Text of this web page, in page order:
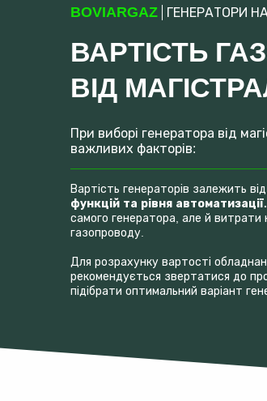
BOVIARGAZ ГЕНЕРАТОРИ
ВАРТІСТЬ
ВІД
При виборі генератора від
важливих факторів:
Вартість генераторів залежить
функцій та рівня автоматизації.
самого генератора, але й витрати
газопроводу.
Для розрахунку вартості
рекомендується звертатися до
підібрати оптимальний варіант